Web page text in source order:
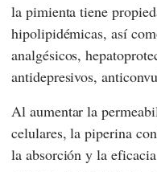
la pimienta tiene
hipolipidémicas, así
analgésicos,
antidepresivos,
Al aumentar la
celulares, la piperina
la absorción y la